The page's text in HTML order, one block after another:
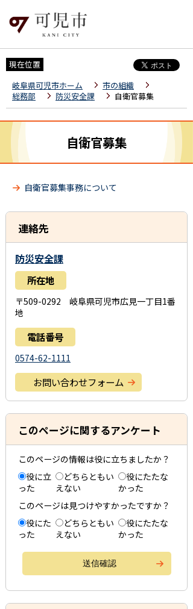
現在位置
岐阜県可児市ホーム
市の組織
総務部
防災安全課 自衛官募集
自衛官募集
自衛官募集事務について
連絡先
防災安全課
所在地
〒509-0292 岐阜県可児市広見一丁目1番
地
電話番号
0574-62-1111
お問い合わせフォーム
このページに関するアンケート
このページの情報は役に立ちましたか？
役に立
った
どちらともい
えない
役にたたな
かった
このページは見つけやすかったですか？
役にた
った
どちらともい
えない
役にたたな
かった